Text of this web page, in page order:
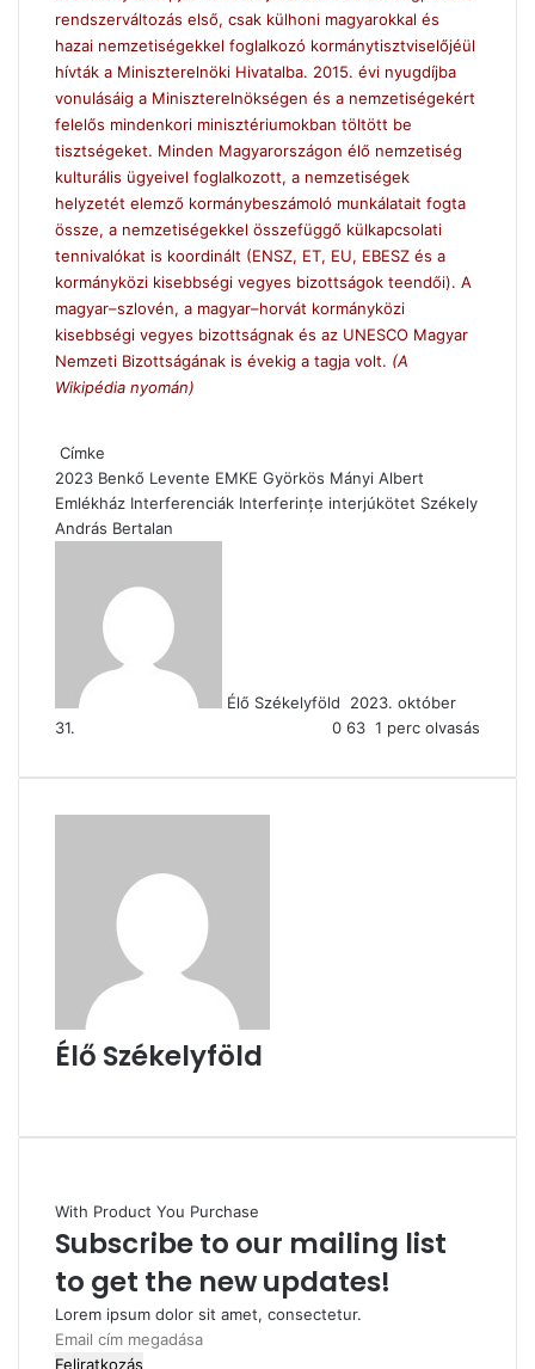
rendszerváltozás első, csak külhoni magyarokkal és
hazai nemzetiségekkel foglalkozó kormánytisztviselőjéül
hívták a Miniszterelnöki Hivatalba. 2015. évi nyugdíjba
vonulásáig a Miniszterelnökségen és a nemzetiségekért
felelős mindenkori minisztériumokban töltött be
tisztségeket. Minden Magyarországon élő nemzetiség
kulturális ügyeivel foglalkozott, a nemzetiségek
helyzetét elemző kormánybeszámoló munkálatait fogta
össze, a nemzetiségekkel összefüggő külkapcsolati
tennivalókat is koordinált (ENSZ, ET, EU, EBESZ és a
kormányközi kisebbségi vegyes bizottságok teendői). A
magyar–szlovén, a magyar–horvát kormányközi
kisebbségi vegyes bizottságnak és az UNESCO Magyar
Nemzeti Bizottságának is évekig a tagja volt. (A
Wikipédia nyomán)
Címke
2023 Benkő Levente EMKE Györkös Mányi Albert
Emlékház Interferenciák Interferințe interjúkötet Székely
András Bertalan
Élő Székelyföld
2023. október
31.
0 63 1 perc olvasás
Élő Székelyföld
With Product You Purchase
Subscribe to our mailing list
to get the new updates!
Lorem ipsum dolor sit amet, consectetur.
Email
cím